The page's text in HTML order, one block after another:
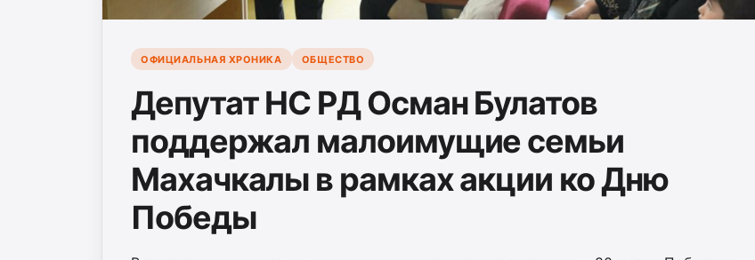
ОФИЦИАЛЬНАЯ ХРОНИКА ОБЩЕСТВО
Депутат НС РД Осман Булатов
поддержал малоимущие семьи
Махачкалы в рамках акции ко Дню
Победы